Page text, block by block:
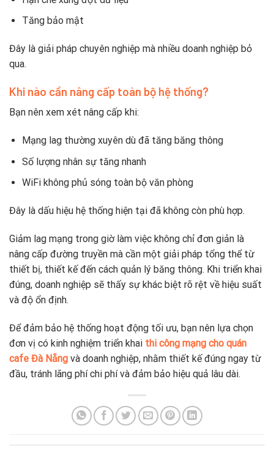
Tăng bảo mật
Đây là giải pháp chuyên nghiệp mà nhiều doanh nghiệp bỏ
qua.
Khi nào cần nâng cấp toàn bộ hệ thống?
Bạn nên xem xét nâng cấp khi:
Mạng lag thường xuyên dù đã tăng băng thông
Số lượng nhân sự tăng nhanh
WiFi không phủ sóng toàn bộ văn phòng
Đây là dấu hiệu hệ thống hiện tại đã không còn phù hợp.
Giảm lag mạng trong giờ làm việc không chỉ đơn giản là
nâng cấp đường truyền mà cần một giải pháp tổng thể từ
thiết bị, thiết kế đến cách quản lý băng thông. Khi triển khai
đúng, doanh nghiệp sẽ thấy sự khác biệt rõ rệt về hiệu suất
và độ ổn định.
Để đảm bảo hệ thống hoạt động tối ưu, bạn nên lựa chọn
đơn vị có kinh nghiệm triển khai thi công mạng cho quán
cafe Đà Nẵng và doanh nghiệp, nhằm thiết kế đúng ngay từ
đầu, tránh lãng phí chi phí và đảm bảo hiệu quả lâu dài.